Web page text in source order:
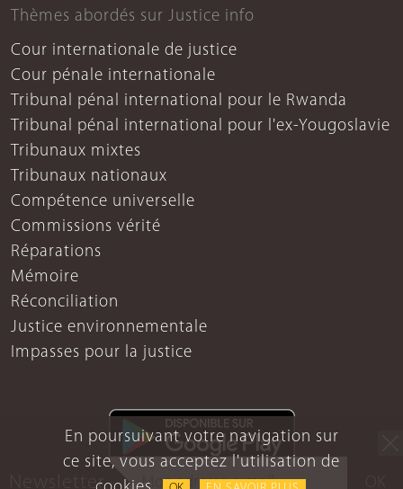
En poursuivant votre navigation sur
ce site, vous acceptez l'utilisation de
Thèmes abordés sur Justice info
Cour internationale de justice
Cour pénale internationale
Tribunal pénal international pour le Rwanda
Tribunal pénal international pour l'ex-Yougoslavie
Tribunaux mixtes
Tribunaux nationaux
Compétence universelle
Commissions vérité
Réparations
Mémoire
Réconciliation
Justice environnementale
Impasses pour la justice
Newsletter